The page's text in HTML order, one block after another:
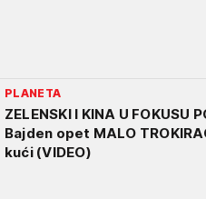
PLANETA
ZELENSKI I KINA U FOKUSU
Bajden opet MALO
kući (VIDEO)